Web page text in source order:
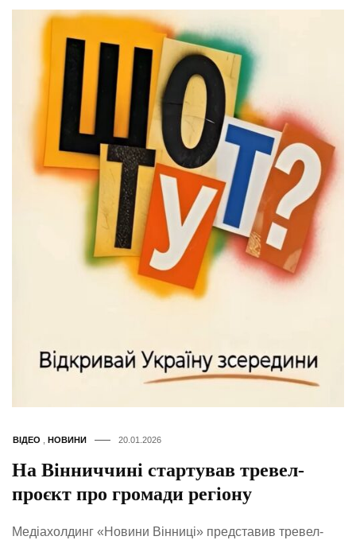
ВІДЕО НОВИНИ 20.01.2026
На Вінниччині стартував тревел-
проєкт про громади регіону
Медіахолдинг «Новини Вінниці» представив тревел-